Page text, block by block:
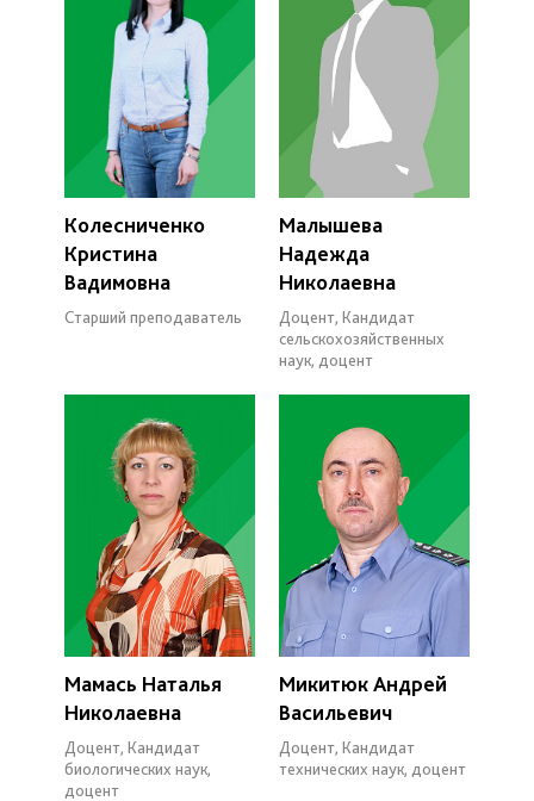
Колесниченко
Кристина
Вадимовна
Старший преподаватель
Малышева
Надежда
Николаевна
Доцент, Кандидат
сельскохозяйственных
наук, доцент
Мамась Наталья
Николаевна
Доцент, Кандидат
биологических наук,
доцент
Микитюк Андрей
Васильевич
Доцент, Кандидат
технических наук, доцент